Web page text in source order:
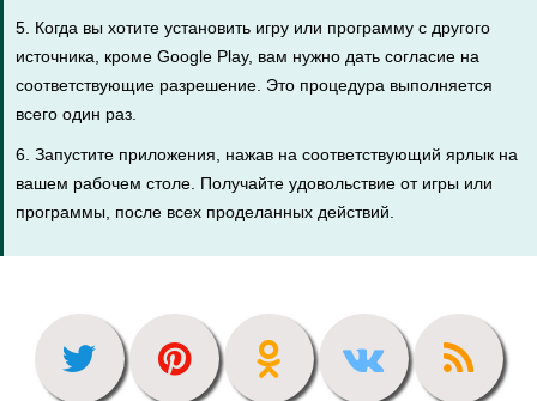
5. Когда вы хотите установить игру или программу с другого
источника, кроме Google Play, вам нужно дать согласие на
соответствующие разрешение. Это процедура выполняется
всего один раз.
6. Запустите приложения, нажав на соответствующий ярлык на
вашем рабочем столе. Получайте удовольствие от игры или
программы, после всех проделанных действий.